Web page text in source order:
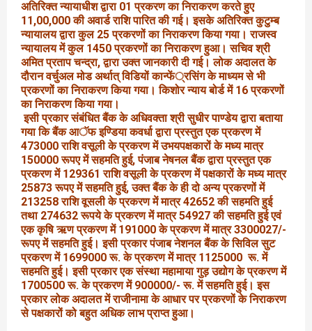
अतिरिक्त न्यायाधीश द्वारा 01 प्रकरण का निराकरण करते हुए
11,00,000 की अवार्ड राशि पारित की गई। इसके अतिरिक्त कुटुम्ब
न्यायालय द्वारा कुल 25 प्रकरणों का निराकरण किया गया। राजस्व
न्यायालय में कुल 1450 प्रकरणों का निराकरण हुआ। सचिव श्री
अमित प्रताप चन्द्रा, द्वारा उक्त जानकारी दी गई। लोक अदालत के
दौरान वर्चुअल मोड अर्थात् विडियों कान्फें्रसिंग के माध्यम से भी
प्रकरणों का निराकरण किया गया। किशोर न्याय बोर्ड में 16 प्रकरणों
का निराकरण किया गया।
इसी प्रकार संबंधित बैंक के अधिवक्ता श्री सुधीर पाण्डेय द्वारा बताया
गया कि बैंक आॅफ इण्डिया कवर्धा द्वारा प्रस्तुत एक प्रकरण में
473000 राशि वसूली के प्रकरण में उभयपक्षकारों के मध्य मात्र
150000 रूपए में सहमति हुई, पंजाब नेषनल बैंक द्वारा प्रस्तुत एक
प्रकरण में 129361 राशि वसूली के प्रकरण में पक्षकारों के मध्य मात्र
25873 रूपए में सहमति हुई, उक्त बैंक के ही दो अन्य प्रकरणों में
213258 राशि वूसली के प्रकरण में मात्र 42652 की सहमति हुई
तथा 274632 रूपये के प्रकरण में मात्र 54927 की सहमति हुई एवं
एक कृषि ऋण प्रकरण में 191000 के प्रकरण में मात्र 3300027/-
रूपए में सहमति हुई। इसी प्रकार पंजाब नेशनल बैंक के सिविल सुट
प्रकरण में 1699000 रू. के प्रकरण में मात्र 1125000 रू. में
सहमति हुई। इसी प्रकार एक संस्था महामाया गुड़ उद्योग के प्रकरण में
1700500 रू. के प्रकरण में 900000/- रू. में सहमति हुई। इस
प्रकार लोक अदालत में राजीनामा के आधार पर प्रकरणों के निराकरण
से पक्षकारों को बहुत अधिक लाभ प्राप्त हुआ।